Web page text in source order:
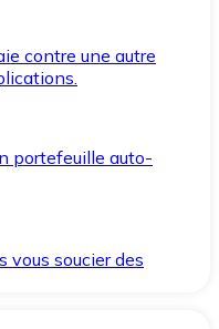
contre une autre
portefeuille auto-
vous soucier des